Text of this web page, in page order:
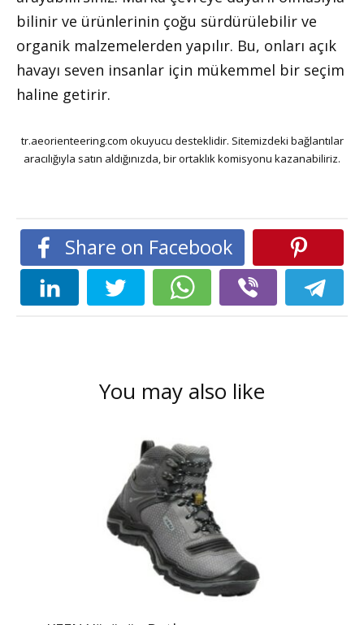
bilinir ve ürünlerinin çoğu sürdürülebilir ve
organik malzemelerden yapılır. Bu, onları açık
havayı seven insanlar için mükemmel bir seçim
haline getirir.
tr.aeorienteering.com okuyucu desteklidir. Sitemizdeki bağlantılar
aracılığıyla satın aldığınızda, bir ortaklık komisyonu kazanabiliriz.
Share on Facebook
You may also like